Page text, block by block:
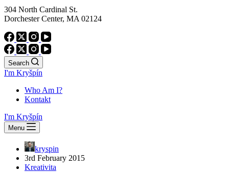
304 North Cardinal St.
Dorchester Center, MA 02124
Search
I'm Kryšpín
Who Am I?
Kontakt
I'm Kryšpín
Menu
kryspin
3rd February 2015
Kreativita